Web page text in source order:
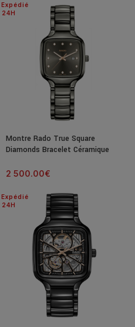
24H
Expédié
Montre Rado True Square
Diamonds Bracelet Céramique
2 500.00€
24H
Expédié